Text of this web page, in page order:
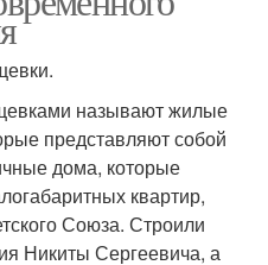
называют жилые
представляют собой
дома, которые
квартир,
Союза. Строили
Никиты Сергеевича, а